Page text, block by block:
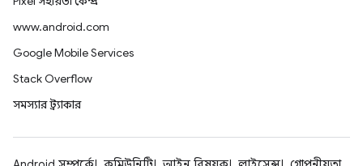
www.android.com
Google Mobile Services
Stack Overflow
সমস্যার ট্র্যাকার